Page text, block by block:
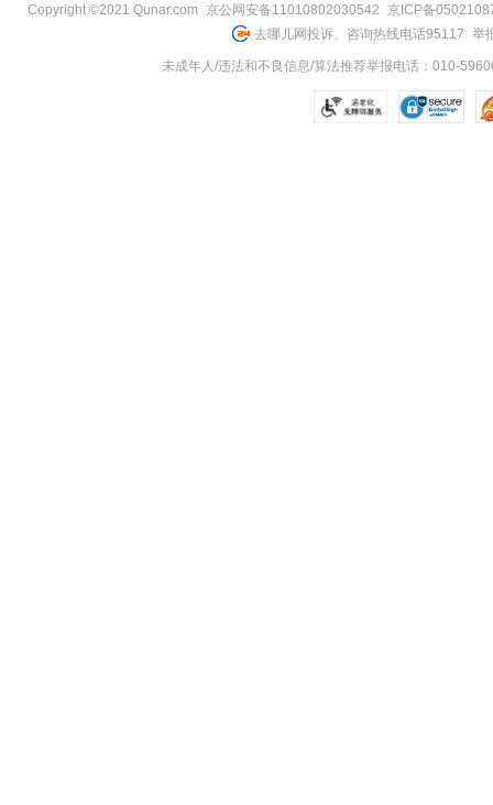
Copyright ©2021 Qunar.com 京公网安备11010802030542
京ICP备
去哪儿网投诉、咨询热线电话95117 举
未成年人/违法和不良信息/算法推荐举报电话：010-